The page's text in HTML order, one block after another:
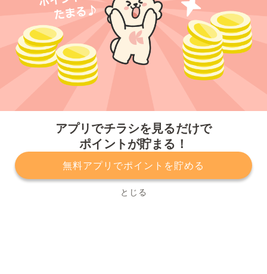
アプリでチラシを見るだけで
ポイントが貯まる！
無料アプリでポイントを貯める
とじる
プライバシーポリシー 利用規約
運営会社
サービスに関してのお問い合わせ